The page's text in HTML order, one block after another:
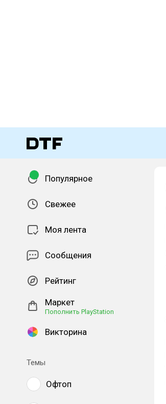
Популярное
Свежее
Моя лента
Сообщения
Рейтинг
Маркет
Пополнить PlayStation
Викторина
Темы
Офтоп